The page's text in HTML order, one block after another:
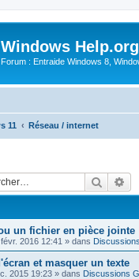
Windows Help.org
Forum : Entraide Windows 8,
11 Réseau / internet
un fichier en pièce jointe
2016 12:41 » dans
et masquer un texte
2015 19:23 » dans Discussions